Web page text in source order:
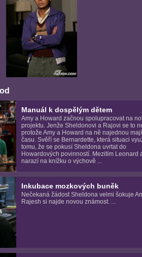
Manuál k dospělým dětem
Amy a Howard začnou spolupracovat na
projektu. Jenže Sheldonovi a Rajovi se to
protože Amy a Howard na ně najednou
času. Svěří se Bernardette, která situaci
tomu, že se pokusí Sheldona uvrtat do
Howardových povinností. Mezitím Leonard
narazí na knížku o výchově ...
Inkubace mozkových buněk
Nečekaná žádost Sheldona velmi šokuje
Rajesh si najde novou známost. ...